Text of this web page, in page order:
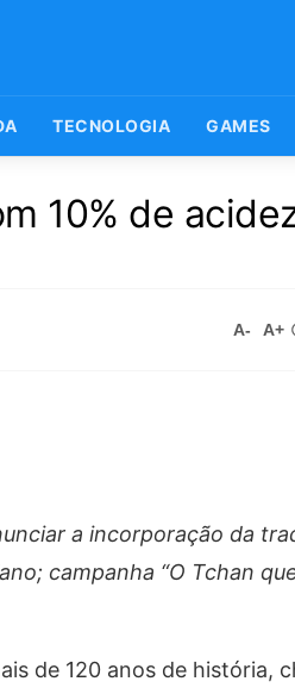
TECNOLOGIA GAMES
10% de
A- A+
a incorporação da
campanha “O Tchan
de 120 anos de história,